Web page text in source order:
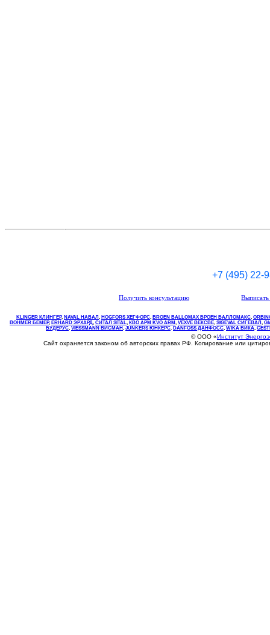
+7 (495) 22-
Получить консультацию
KLINGER КЛИНГЕР, NAVAL НАВАЛ , НOGFORS ХЕГФОРС, BROEN BALLOMAX БРОЕН БАЛЛОМАКС,
BOHMER БЕМЕР, ERHARD ЭРХАРД, СИТАЛ SITAL, КВО АРМ KVO ARM, VEXVE ВЕКСВЕ, SIGEVAL СИГЕВАЛ ,
БУДЕРУС, VIESSMANN ВИСМАН , JUNKERS ЮНКЕРС. DANFOSS ДАНФОСС, WIKA ВИКА,
© ООО «Институт
Сайт охраняется законом об авторских правах РФ. Копирование или